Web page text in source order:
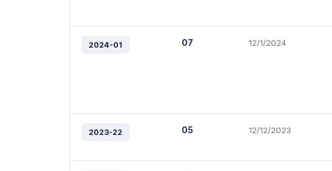
2024-01 07 12/1/2024
2023-22 05 12/12/2023